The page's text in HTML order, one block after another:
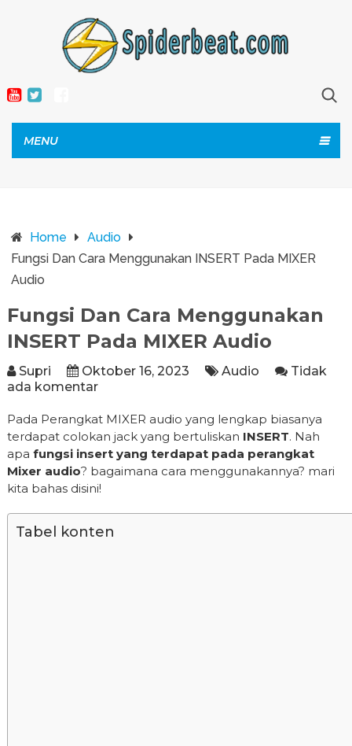
MENU
Home
Audio
Fungsi Dan Cara Menggunakan INSERT Pada MIXER
Audio
Fungsi Dan Cara Menggunakan
INSERT Pada MIXER Audio
Supri Oktober 16, 2023 Audio
Tidak
ada komentar
Pada Perangkat MIXER audio yang lengkap biasanya
terdapat colokan jack yang bertuliskan INSERT. Nah
apa fungsi insert yang terdapat pada perangkat
Mixer audio? bagaimana cara menggunakannya? mari
kita bahas disini!
Tabel konten